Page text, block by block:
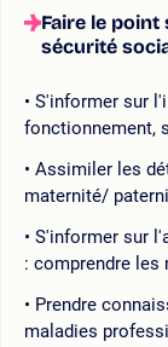
Faire le
sécurité
S'informer sur
fonctionnement,
Assimiler les
maternité/
S'informer sur
: comprendre
Prendre
maladies